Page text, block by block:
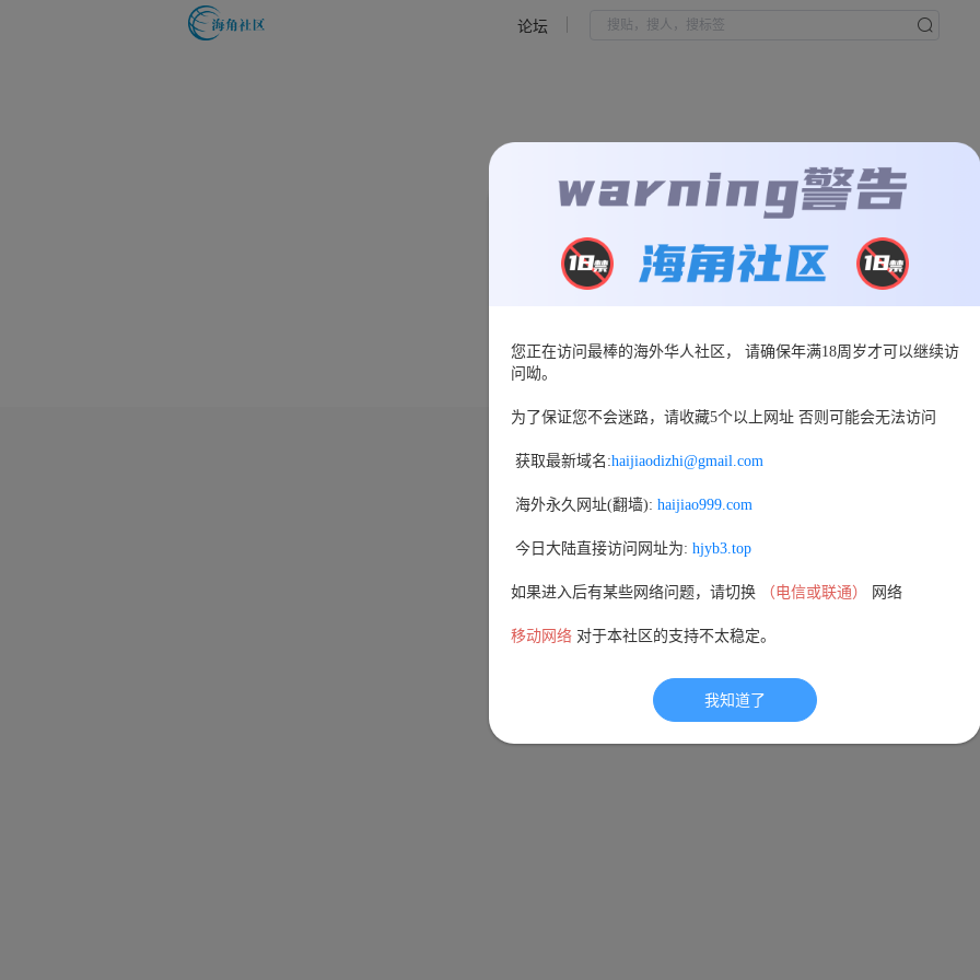
论坛
页面走丢了
您正在访问最棒的海外华人社区， 请确保年满18周岁才可以继续访
问呦。
为了保证您不会迷路，请收藏5个以上网址 否则可能会无法访问
获取最新域名:haijiaodizhi@gmail.com
海外永久网址(翻墙): haijiao999.com
今日大陆直接访问网址为: hjyb3.top
如果进入后有某些网络问题，请切换 （电信或联通） 网络
移动网络 对于本社区的支持不太稳定。
我知道了